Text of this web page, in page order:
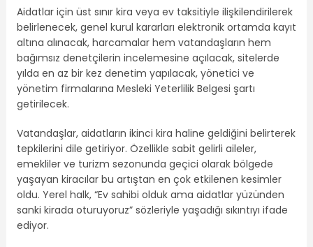
Aidatlar için üst sınır kira veya ev taksitiyle ilişkilendirilerek
belirlenecek, genel kurul kararları elektronik ortamda kayıt
altına alınacak, harcamalar hem vatandaşların hem
bağımsız denetçilerin incelemesine açılacak, sitelerde
yılda en az bir kez denetim yapılacak, yönetici ve
yönetim firmalarına Mesleki Yeterlilik Belgesi şartı
getirilecek.
Vatandaşlar, aidatların ikinci kira haline geldiğini belirterek
tepkilerini dile getiriyor. Özellikle sabit gelirli aileler,
emekliler ve turizm sezonunda geçici olarak bölgede
yaşayan kiracılar bu artıştan en çok etkilenen kesimler
oldu. Yerel halk, “Ev sahibi olduk ama aidatlar yüzünden
sanki kirada oturuyoruz” sözleriyle yaşadığı sıkıntıyı ifade
ediyor.